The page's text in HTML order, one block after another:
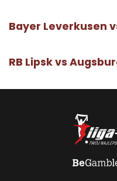
Bayer Leverkusen
RB Lipsk vs